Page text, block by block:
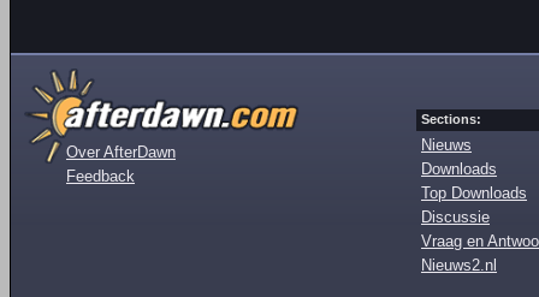
Over AfterDawn
Feedback
Sections:
Nieuws
Downloads
Top Downloads
Discussie
Vraag en
Nieuws2.nl